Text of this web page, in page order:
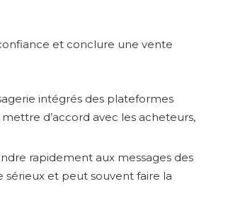
et conclure une vente
intégrés des plateformes
d’accord avec les acheteurs,
rapidement aux messages des
et peut souvent faire la